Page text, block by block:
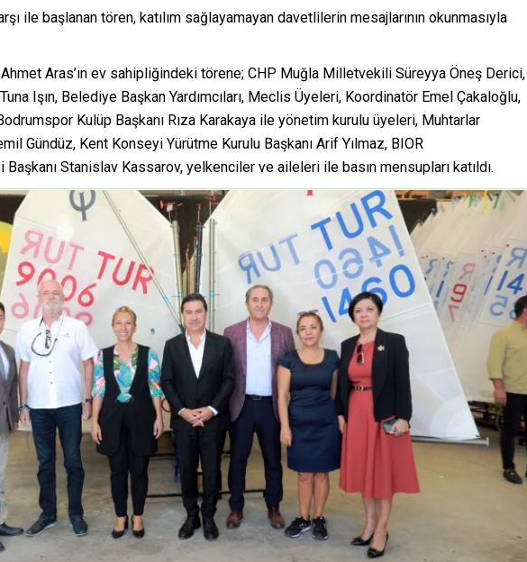
ile başlanan tören, katılım sağlayamayan davetlilerin mesajlarının okunmasıyla
Aras’ın ev sahipliğindeki törene; CHP Muğla Milletvekili Süreyya Öneş Derici,
Işın, Belediye Başkan Yardımcıları, Meclis Üyeleri, Koordinatör Emel Çakaloğlu,
Kulüp Başkanı Rıza Karakaya ile yönetim kurulu üyeleri, Muhtarlar
Gündüz, Kent Konseyi Yürütme Kurulu Başkanı Arif Yılmaz, BIOR
Başkanı Stanislav Kassarov, yelkenciler ve aileleri ile basın mensupları katıldı.